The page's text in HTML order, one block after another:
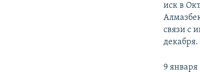
иск в
связи с
декабря.
9